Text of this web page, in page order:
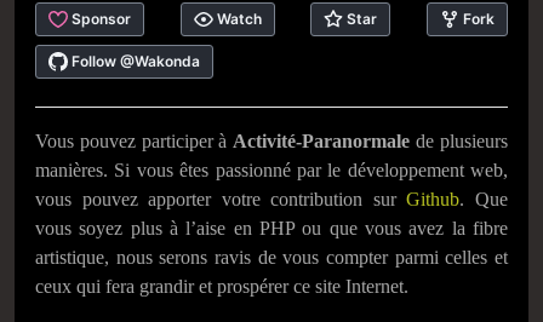
Vous pouvez participer à Activité-Paranormale de plusieurs
manières. Si vous êtes passionné par le développement web,
vous pouvez apporter votre contribution surGithub. Que
vous soyez plus à l’aise en PHP ou que vous avez la fibre
artistique, nous serons ravis de vous compter parmi celles et
ceux qui fera grandir et prospérer ce site Internet.